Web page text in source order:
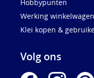
Hobbypunten
Werking
Klei kopen &
Volg ons